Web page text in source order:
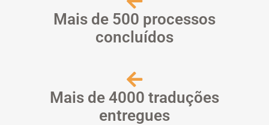
Mais de 500 processos
concluídos
Mais de 4000 traduções
entregues